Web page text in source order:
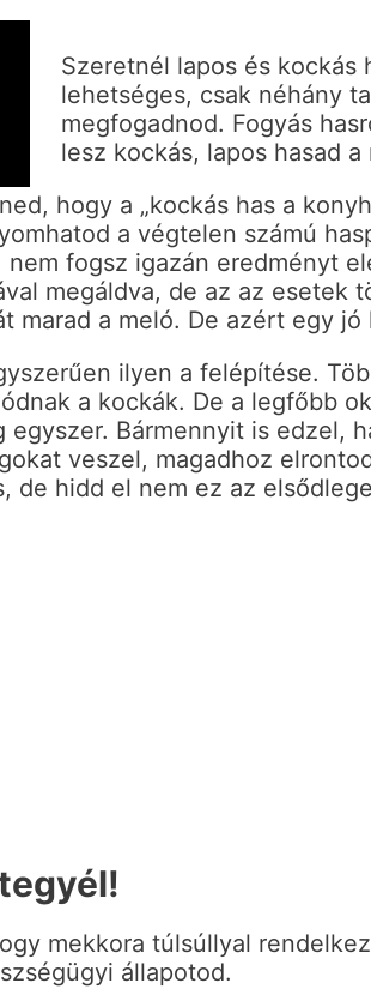
Szeretnél lapos és kockás
lehetséges, csak néhány
megfogadnod. Fogyás
lesz kockás, lapos hasad a
hogy a „kockás has a
a végtelen számú
fogsz igazán eredményt
megáldva, de az az esetek
marad a meló. De azért egy jó
ilyen a felépítése.
a kockák. De a legfőbb
Bármennyit is edzel,
veszel, magadhoz
de hidd el nem ez az
mekkora túlsúllyal
állapotod.